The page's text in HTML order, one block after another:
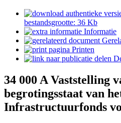
bestandsgrootte: 36 Kb
Informatie
Printen
34 000 A Vaststelling
begrotingsstaat van
Infrastructuurfonds